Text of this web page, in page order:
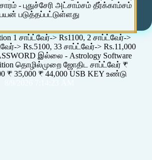
- புதுச்சேரி அட்சாம்சம் தீர்க்காம்சம்
பயன் படுத்தப்பட்டுள்ளது
1 சாப்ட்வேர்-> Rs1100, 2 சாப்ட்வேர்->
> Rs.5100, 33 சாப்ட்வேர்-> Rs.11,000
இல்லை - Astrology Software
தொழில்முறை ஜோதிட சாப்ட்வேர் ₹
₹ 35,000 ₹ 44,000 USB KEY உண்டு